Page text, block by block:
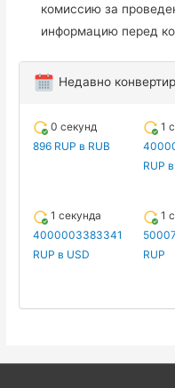
комиссию за
информацию перед
Недавно
0 секунд
896 RUP в RUB
1
RUP
1 секунда
4000003383341
RUP в USD
1
RUP